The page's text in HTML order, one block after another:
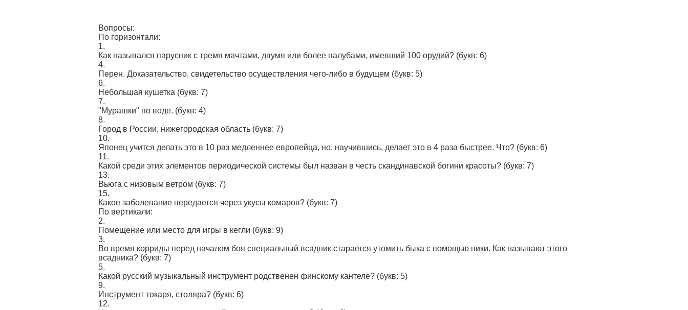
Вопросы:
По горизонтали:
1.
Как назывался парусник с тремя мачтами, двумя или более палубами, имевший 100 орудий? (букв: 6)
4.
Перен. Доказательство, свидетельство осуществления чего-либо в будущем (букв: 5)
6.
Небольшая кушетка (букв: 7)
7.
"Мурашки" по воде. (букв: 4)
8.
Город в России, нижегородская область (букв: 7)
10.
Японец учится делать это в 10 раз медленнее европейца, но, научившись, делает это в 4 раза быстрее. Что? (букв: 6)
11.
Какой среди этих элементов периодической системы был назван в честь скандинавской богини красоты? (букв: 7)
13.
Вьюга с низовым ветром (букв: 7)
15.
Какое заболевание передается через укусы комаров? (букв: 7)
По вертикали:
2.
Помещение или место для игры в кегли (букв: 9)
3.
Во время корриды перед началом боя специальный всадник старается утомить быка с помощью пики. Как называют этого
всадника? (букв: 7)
5.
Какой русский музыкальный инструмент родственен финскому кантеле? (букв: 5)
9.
Инструмент токаря, столяра? (букв: 6)
12.